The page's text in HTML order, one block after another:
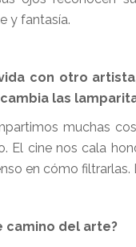
y fantasía.
con otro
las
muchas
El cine nos cala
en cómo
camino del arte?